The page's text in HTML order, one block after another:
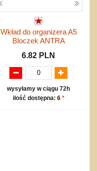
Wkład do organizera A5
Bloczek ANTRA
6.82 PLN
wysyłamy w ciągu 72h
ilość dostępna: 6 *